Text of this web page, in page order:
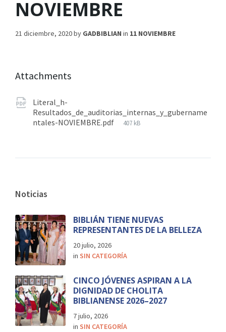
NOVIEMBRE
21 diciembre, 2020by GADBIBLIAN in 11 NOVIEMBRE
Attachments
Literal_h-
Resultados_de_auditorias_internas_y_gubername
ntales-NOVIEMBRE.pdf
407 kB
Noticias
BIBLIÁN TIENE NUEVAS
REPRESENTANTES DE LA BELLEZA
20 julio, 2026
in SIN CATEGORÍA
CINCO JÓVENES ASPIRAN A LA
DIGNIDAD DE CHOLITA
BIBLIANENSE 2026–2027
7 julio, 2026
in SIN CATEGORÍA